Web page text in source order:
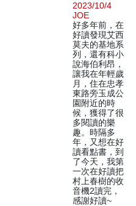
2023/10/4
JOE
好多年前，在
好讀發現艾西
莫夫的基地系
列，還有科小
說海伯利昂，
讓我在年輕歲
月，住在忠孝
東路旁玉成公
園附近的時
候，獲得了很
多閱讀的樂
趣。時隔多
年，又想在好
讀看點書，到
了今天，我第
一次在好讀把
村上春樹的收
音機2讀完，
感謝好讀~